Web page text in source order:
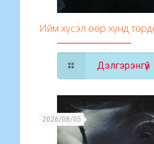
Ийм хүсэл өөр хүнд
Дэлгэрэнгүй
2026/08/05